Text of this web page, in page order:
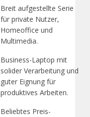
Breit aufgestellte Serie
für private Nutzer,
Homeoffice und
Multimedia.
Business-Laptop mit
solider Verarbeitung und
guter Eignung für
produktives Arbeiten.
Beliebtes Preis-